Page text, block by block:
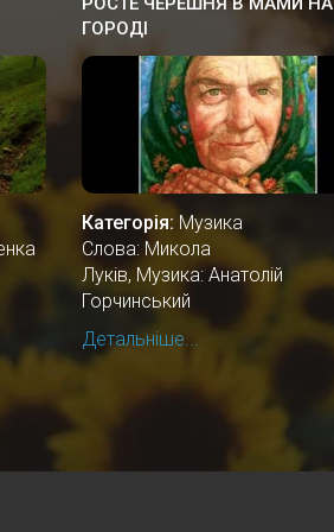
ГОРОДІ
Категорія: Музика
Слова: Микола
Луків, Музика: Анатолій
Горчинський
Детальніше...